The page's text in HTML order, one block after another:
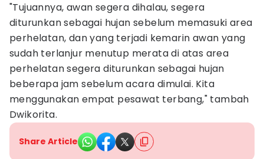
"Tujuannya, awan segera dihalau, segera
diturunkan sebagai hujan sebelum memasuki area
perhelatan, dan yang terjadi kemarin awan yang
sudah terlanjur menutup merata di atas area
perhelatan segera diturunkan sebagai hujan
beberapa jam sebelum acara dimulai. Kita
menggunakan empat pesawat terbang," tambah
Dwikorita.
Share Article